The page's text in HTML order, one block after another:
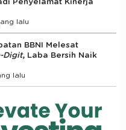
Penyelamat Kinerja
lalu
BBNI Melesat
Digit, Laba Bersih Naik
lalu